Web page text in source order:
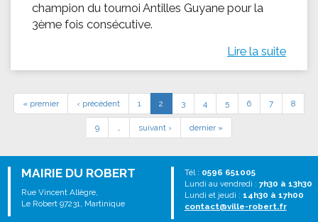
champion du tournoi Antilles Guyane pour la
3ème fois consécutive.
Lire la suite
« premier ‹ précédent 1 2 3 4 5 6 7 8
9 … suivant › dernier »
MAIRIE DU ROBERT
Rue Vincent Allègre,
Le Robert 97231, Martinique
Tél : 0596 651005
Lundi au vendredi : 7h30 à 13h30
Lundi et jeudi : 14h30 à 17h00
contact@ville-robert.fr